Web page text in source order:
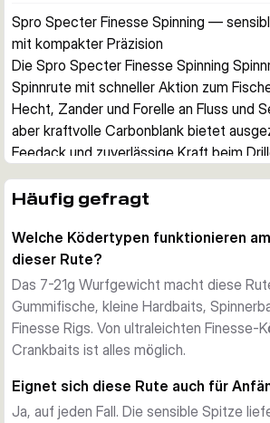
Spro Specter Finesse Spinning —
mit kompakter Präzision
Die Spro Specter Finesse Spinning
Spinnrute mit schneller Aktion zum
Hecht, Zander und Forelle an Fluss und
aber kraftvolle Carbonblank bietet
Feedack und zuverlässige Kraft beim
Mit 7-21g Wurfgewicht eignet sich diese
und verschiedene Finesse Rigs. Die
ermöglicht feinfühlige Bisserkennung
Raubfischen.
Leicht und responsiv
Mit nur 112g ist die Specter Finesse
ermüdungsarm für lange Angeltage. Der
dabei an Kraft zu sparen. Einstegringe
mit Carbon-Cross-Wrap-Verstärkung
Häufig gefragt
Welche Ködertypen funktionieren
dieser Rute?
Das 7-21g Wurfgewicht macht diese
Gummifische, kleine Hardbaits,
Finesse Rigs. Von ultraleichten Finesse-
Crankbaits ist alles möglich.
Eignet sich diese Rute auch für
Ja, auf jeden Fall. Die sensible Spitze